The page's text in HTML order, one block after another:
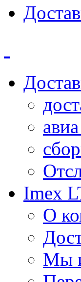
Imex
О
Мы